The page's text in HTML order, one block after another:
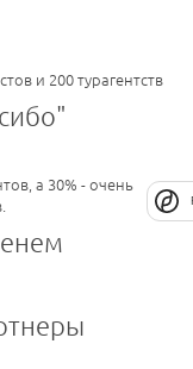
и 200 турагентств
а 30% - очень